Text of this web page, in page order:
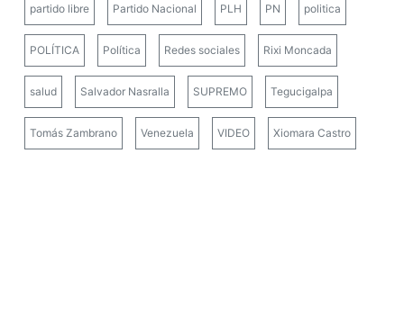
partido libre Partido Nacional PLH PN politica
POLÍTICA Política Redes sociales Rixi Moncada
salud Salvador Nasralla SUPREMO Tegucigalpa
Tomás Zambrano Venezuela VIDEO Xiomara Castro